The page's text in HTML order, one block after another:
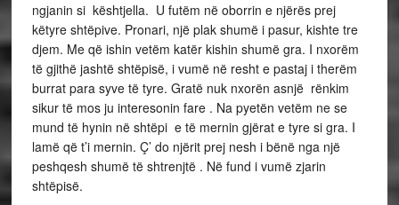
ngjanin si kështjella. U futëm në oborrin e njërës prej
këtyre shtëpive. Pronari, një plak shumë i pasur, kishte tre
djem. Me që ishin vetëm katër kishin shumë gra. I nxorëm
të gjithë jashtë shtëpisë, i vumë në resht e pastaj i therëm
burrat para syve të tyre. Gratë nuk nxorën asnjë rënkim
sikur të mos ju interesonin fare . Na pyetën vetëm ne se
mund të hynin në shtëpi e të mernin gjërat e tyre si gra. I
lamë që t’i mernin. Ç’ do njërit prej nesh i bënë nga një
peshqesh shumë të shtrenjtë . Në fund i vumë zjarin
shtëpisë.